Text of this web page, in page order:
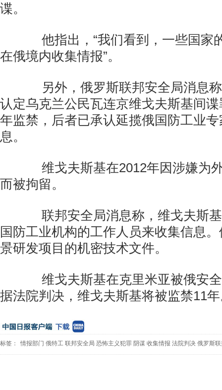
谍。
他指出，“我们看到，一些国家
在俄境内收集情报”。
另外，俄罗斯联邦安全局消息称
认定乌克兰公民瓦连京维戈夫斯基间
年监禁，后者已承认延揽俄国防工业
息。
维戈夫斯基在2012年因涉嫌为
而被拘留。
联邦安全局消息称，维戈夫斯基
国防工业机构的工作人员来收集信息
景研发项目的机密技术文件。
维戈夫斯基在克里米亚被俄安全
据法院判决，维戈夫斯基将被监禁11
标签： 情报部门 俄特工 联邦安全局 恐怖主义犯罪 阴谋 收集情报 法院判决 俄罗斯